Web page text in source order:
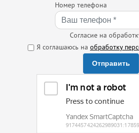
Номер телефона
Согласие на
Я соглашаюсь на обработку
Отправить